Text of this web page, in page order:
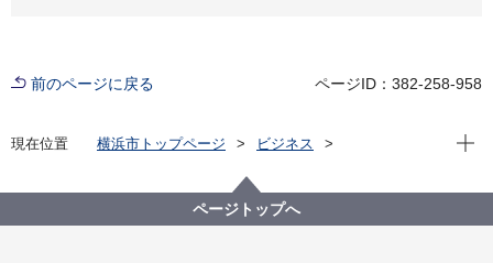
前のページに戻る ページID：382-258-958
現在位置 横浜市トップページ
ビジネス
事業者指定・委託等の手続き
現在
ページトップへ